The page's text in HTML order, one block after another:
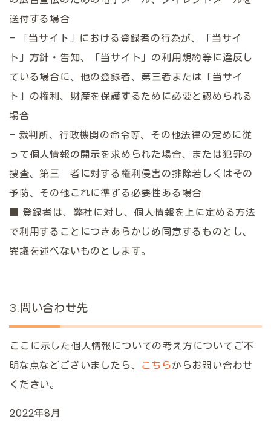
送付する場合
– 「当サイト」における登録者の行為が、「当サイ
ト」方針・告知、「当サイト」の利用規約等に違反し
ている場合に、他の登録者、第三者または「当サイ
ト」の権利、財産を保護するために必要と認められる
場合
– 裁判所、行政機関の命令等、その他法律の定めに従
って個人情報の開示を求められた場合、または犯罪の
捜査、第三 者に対する権利侵害の排除若しくはその
予防、その他これに準ずる必要性ある場合
■ 登録者は、弊社に対し、個人情報を上に定める方法
で利用することにつきあらかじめ同意するものとし、
異議を述べないものとします。
3.問い合わせ先
ここに示した個人情報についての考え方についてご不
明な点などございましたら、 こちらからお問い合わせ
ください。
2022年8月